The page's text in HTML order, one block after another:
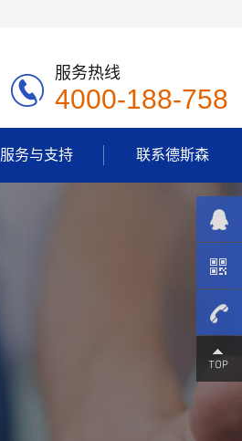
服务热线
4000-188-758
服务与支持 联系德斯森
4000-